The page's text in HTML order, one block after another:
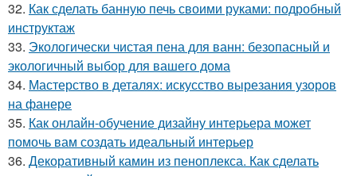
32. Как сделать банную печь своими руками: подробный
инструктаж
33. Экологически чистая пена для ванн: безопасный и
экологичный выбор для вашего дома
34. Мастерство в деталях: искусство вырезания узоров
на фанере
35. Как онлайн-обучение дизайну интерьера может
помочь вам создать идеальный интерьер
36. Декоративный камин из пеноплекса. Как сделать